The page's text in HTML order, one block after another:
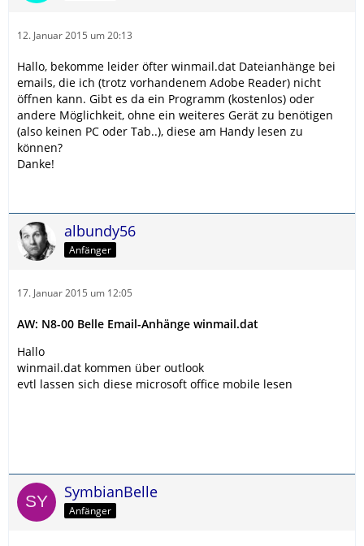
12. Januar 2015 um 20:13
Hallo, bekomme leider öfter winmail.dat Dateianhänge bei
emails, die ich (trotz vorhandenem Adobe Reader) nicht
öffnen kann. Gibt es da ein Programm (kostenlos) oder
andere Möglichkeit, ohne ein weiteres Gerät zu benötigen
(also keinen PC oder Tab..), diese am Handy lesen zu
können?
Danke!
albundy56
Anfänger
17. Januar 2015 um 12:05
AW: N8-00 Belle Email-Anhänge winmail.dat
Hallo
winmail.dat kommen über outlook
evtl lassen sich diese microsoft office mobile lesen
SymbianBelle
Anfänger